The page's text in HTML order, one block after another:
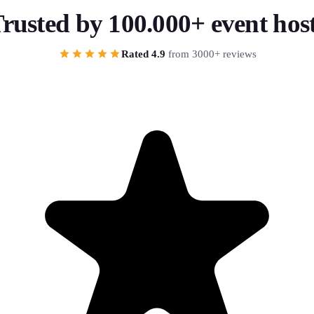
by 100.000+ event
Rated 4.9 from 3000+ reviews